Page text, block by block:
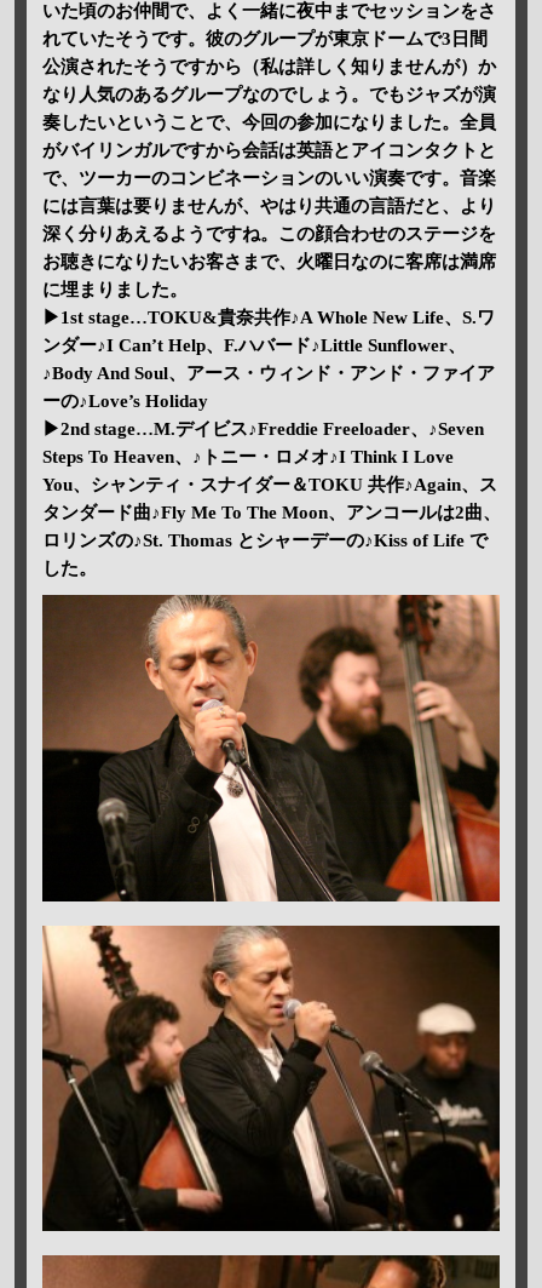
いた頃のお仲間で、よく一緒に夜中までセッションをさ
れていたそうです。彼のグループが東京ドームで3日間
公演されたそうですから（私は詳しく知りませんが）か
なり人気のあるグループなのでしょう。でもジャズが演
奏したいということで、今回の参加になりました。全員
がバイリンガルですから会話は英語とアイコンタクトと
で、ツーカーのコンビネーションのいい演奏です。音楽
には言葉は要りませんが、やはり共通の言語だと、より
深く分りあえるようですね。この顔合わせのステージを
お聴きになりたいお客さまで、火曜日なのに客席は満席
に埋まりました。
▶1st stage…TOKU&貴奈共作♪A Whole New Life、S.ワ
ンダー♪I Can’t Help、F.ハバード♪Little Sunflower、
♪Body And Soul、アース・ウィンド・アンド・ファイア
ーの♪Love’s Holiday
▶2nd stage…M.デイビス♪Freddie Freeloader、♪Seven
Steps To Heaven、♪トニー・ロメオ♪I Think I Love
You、シャンティ・スナイダー＆TOKU 共作♪Again、ス
タンダード曲♪Fly Me To The Moon、アンコールは2曲、
ロリンズの♪St. Thomas とシャーデーの♪Kiss of Life で
した。